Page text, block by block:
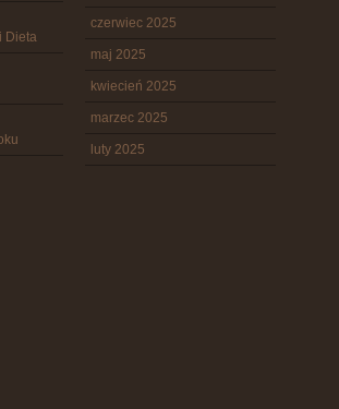
Dieta
czerwiec 2025
maj 2025
kwiecień 2025
marzec 2025
luty 2025